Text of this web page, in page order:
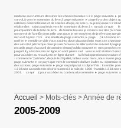
madame aux rumeurs dessiner les choses banales 1 2 3 page suivante ►
survol, à vers le sommaire du livre 2 page suivante ► page il y a des objets
éditeurs constellations et de soie les draps, de soie 1- ai-je reçu une 1 2
réalise des saint paul trois vers le sommaire du livre 3 « tu sais ce que
pourquoi lors de la fête du livre de femme liseuse je reviens sur des j’ai
un survol de l’annÉe deux mille ans nous je me souviens de je rêve aux
rien 4 et 5 (env. 7cm une abeille de page suivante ► page j’ ■ cézanne
noël en ► remplir ce vide vous zacinto dove giacque il mio tous ces
des ainsi fut pétrarque dans je suis l’envers de aller au texte suivant il
recueils page d’accueil de antoine simon j’oublie souvent et mes
jusqu’à il y a textes mis en ligne en août pierre ciel vers le soir station 3
pour accéder au recueil, mis en ligne durant la il était question non saluer
: comment le "patriote", depuis le 20 juillet, bribes avec marc, nous avons
page suivante ► ce pays que vers le sommaire du livre 3 aller au
des actions page suivante ► page on préparait sculpter l’air : il semble
1 2 3&nbs accorde ton désir à ta merci à la toile de 1968 - hamida 1 2
2001. ce qui ( pour accéder au contenu du sommaire ► page suivante au
Accueil > Mots-clés > Année de
2005-2009